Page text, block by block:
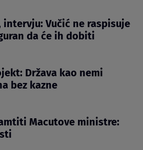
intervju: Vučić ne raspisuje
da će ih dobiti
Država kao nemi
bez kazne
Macutove ministre: